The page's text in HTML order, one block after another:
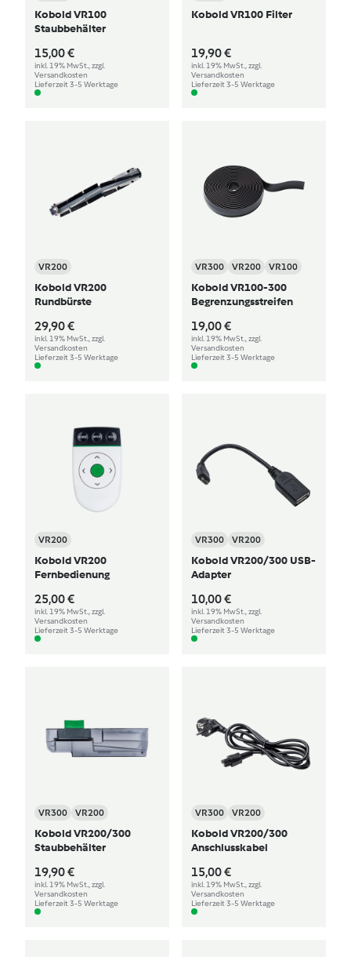
Kobold VR100
Staubbehälter
15,00 €
inkl. 19% MwSt., zzgl.
Versandkosten
Lieferzeit 3-5 Werktage
Kobold VR100 Filter
19,90 €
inkl. 19% MwSt., zzgl.
Versandkosten
Lieferzeit 3-5 Werktage
VR200
Kobold VR200
Rundbürste
29,90 €
inkl. 19% MwSt., zzgl.
Versandkosten
Lieferzeit 3-5 Werktage
VR300 VR200 VR100
Kobold VR100-300
Begrenzungsstreifen
19,00 €
inkl. 19% MwSt., zzgl.
Versandkosten
Lieferzeit 3-5 Werktage
VR200
Kobold VR200
Fernbedienung
25,00 €
inkl. 19% MwSt., zzgl.
Versandkosten
Lieferzeit 3-5 Werktage
VR300 VR200
Kobold VR200/300 USB-
Adapter
10,00 €
inkl. 19% MwSt., zzgl.
Versandkosten
Lieferzeit 3-5 Werktage
VR300 VR200
Kobold VR200/300
Staubbehälter
19,90 €
inkl. 19% MwSt., zzgl.
Versandkosten
Lieferzeit 3-5 Werktage
VR300 VR200
Kobold VR200/300
Anschlusskabel
15,00 €
inkl. 19% MwSt., zzgl.
Versandkosten
Lieferzeit 3-5 Werktage